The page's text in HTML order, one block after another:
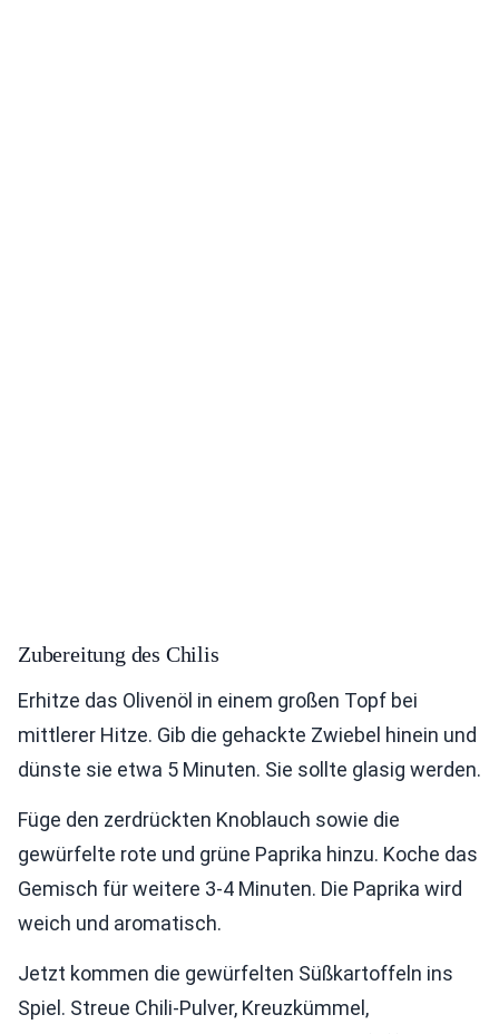
Zubereitung des Chilis
Erhitze das Olivenöl in einem großen Topf bei
mittlerer Hitze. Gib die gehackte Zwiebel hinein und
dünste sie etwa 5 Minuten. Sie sollte glasig werden.
Füge den zerdrückten Knoblauch sowie die
gewürfelte rote und grüne Paprika hinzu. Koche das
Gemisch für weitere 3-4 Minuten. Die Paprika wird
weich und aromatisch.
Jetzt kommen die gewürfelten Süßkartoffeln ins
Spiel. Streue Chili-Pulver, Kreuzkümmel,